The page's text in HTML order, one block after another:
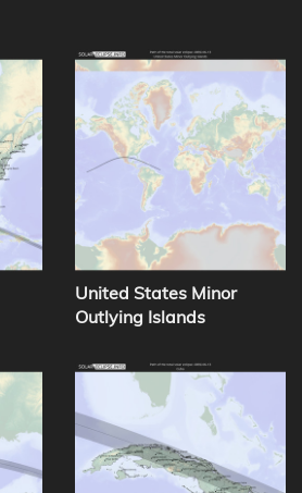
United States Minor
Outlying Islands